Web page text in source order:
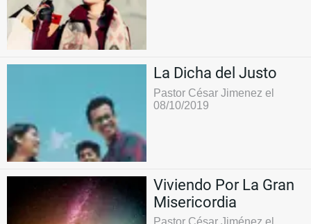
La Dicha del Justo
Pastor César Jimenez el
08/10/2019
Viviendo Por La Gran
Misericordia